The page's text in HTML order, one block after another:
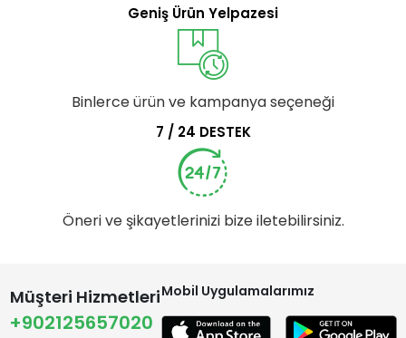
Geniş Ürün Yelpazesi
Binlerce ürün ve kampanya seçeneği
7 / 24 DESTEK
Öneri ve şikayetlerinizi bize iletebilirsiniz.
Müşteri Hizmetleri
+902125657020
Mobil Uygulamalarımız